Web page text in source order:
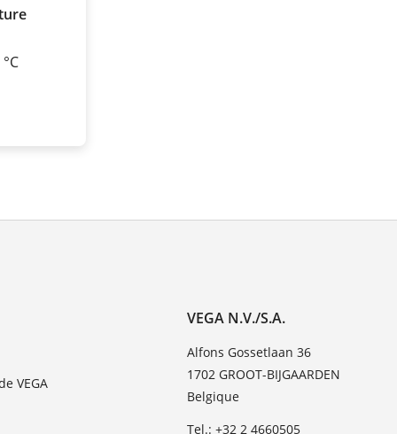
VEGA
VEGA N.V./S.A.
Alfons Gossetlaan 36
1702 GROOT-BIJGAARDEN
Belgique
Tel.: +32 2 4660505